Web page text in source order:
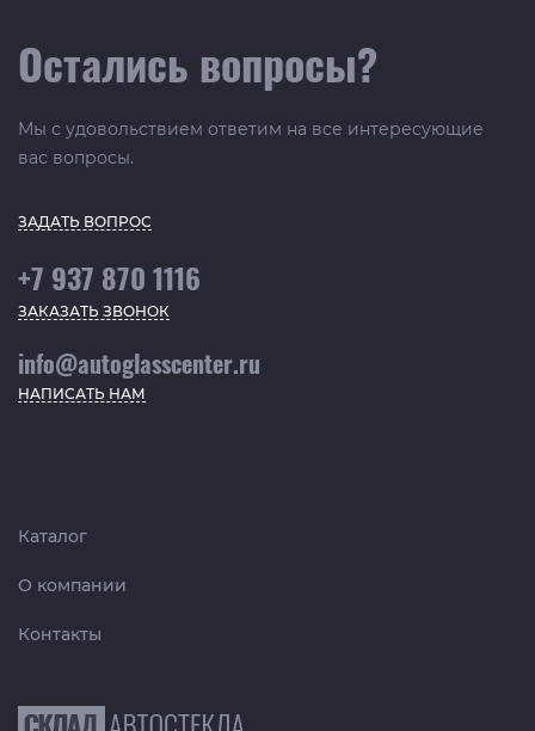
Остались вопросы?
Мы с удовольствием ответим на все интересующие
вас вопросы.
ЗАДАТЬ ВОПРОС
+7 937 870 1116
ЗАКАЗАТЬ ЗВОНОК
info@autoglasscenter.ru
НАПИСАТЬ НАМ
Каталог
О компании
Контакты